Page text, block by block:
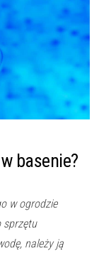
basenie?
w ogrodzie
sprzętu
należy ją